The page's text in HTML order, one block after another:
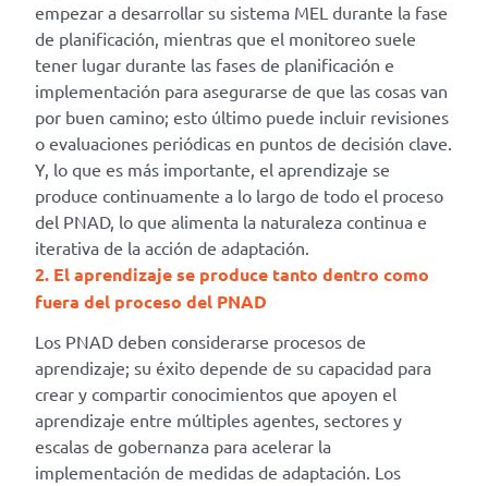
empezar a desarrollar su sistema MEL durante la fase
de planificación, mientras que el monitoreo suele
tener lugar durante las fases de planificación e
implementación para asegurarse de que las cosas van
por buen camino; esto último puede incluir revisiones
o evaluaciones periódicas en puntos de decisión clave.
Y, lo que es más importante, el aprendizaje se
produce continuamente a lo largo de todo el proceso
del PNAD, lo que alimenta la naturaleza continua e
iterativa de la acción de adaptación.
2. El aprendizaje se produce tanto dentro como
fuera del proceso del PNAD
Los PNAD deben considerarse procesos de
aprendizaje; su éxito depende de su capacidad para
crear y compartir conocimientos que apoyen el
aprendizaje entre múltiples agentes, sectores y
escalas de gobernanza para acelerar la
implementación de medidas de adaptación. Los